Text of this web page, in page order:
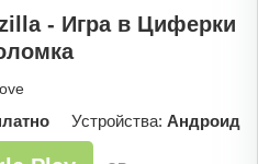
- Игра в Циферки
Устройства: Андроид